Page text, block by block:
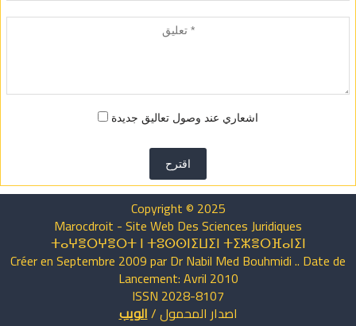
اشعاري عند وصول تعاليق جديدة
اقترح
Copyright © 2025
Marocdroit - Site Web Des Sciences Juridiques
ⵜⴰⵖⴻⵔⵖⴻⵔⵜ ⵏ ⵜⵓⵙⵙⵏⵉⵡⵉⵏ ⵜⵉⵣⴻⵔⴼⴰⵏⵉⵏ
Créer en Septembre 2009 par Dr Nabil Med Bouhmidi .. Date de
Lancement: Avril 2010
ISSN 2028-8107
اصدار المحمول/الويب